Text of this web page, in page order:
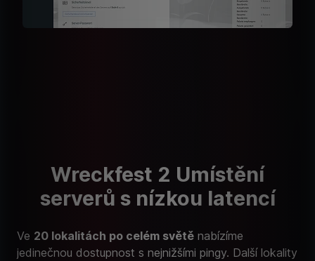
Wreckfest 2 Umístění
serverů s nízkou latencí
Ve 20 lokalitách po celém světě nabízíme
jedinečnou dostupnost s nejnižšími pingy. Další lokality